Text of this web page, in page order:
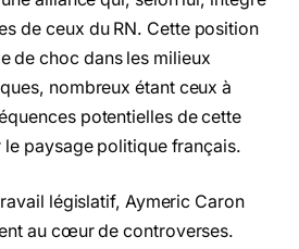
de ceux du RN. Cette position
de choc dans les milieux
nombreux étant ceux à
potentielles de cette
paysage politique français.
législatif, Aymeric Caron
au cœur de controverses.